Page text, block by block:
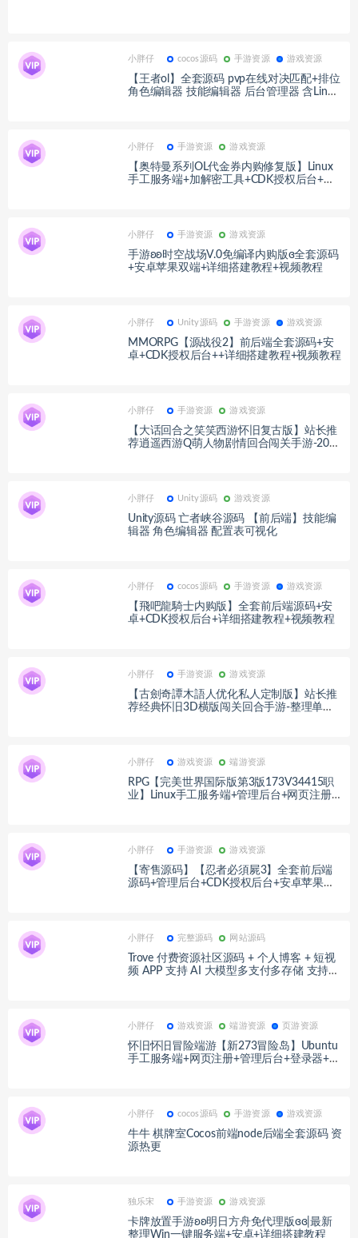
小胖仔 cocos源码 手游资源 游戏资源
【王者ol】全套源码 pvp在线对决匹配+排位
角色编辑器 技能编辑器 后台管理器 含Linux
小胖仔 手游资源 游戏资源
【奥特曼系列OL代金券内购修复版】Linux
手工服务端+加解密工具+CDK授权后台+安
小胖仔 手游资源 游戏资源
手游ʚʚ时空战场V.0免编译内购版ɞ全套源码
+安卓苹果双端+详细搭建教程+视频教程
小胖仔 Unity源码 手游资源 游戏资源
MMORPG【源战役2】前后端全套源码+安
卓+CDK授权后台++详细搭建教程+视频教程
小胖仔 手游资源 游戏资源
【大话回合之笑笑西游怀旧复古版】站长推
荐逍遥西游Q萌人物剧情回合闯关手游-2023
小胖仔 Unity源码 游戏资源
Unity源码 亡者峡谷源码 【前后端】技能编
辑器 角色编辑器 配置表可视化
小胖仔 cocos源码 手游资源 游戏资源
【飛吧龍騎士内购版】全套前后端源码+安
卓+CDK授权后台+详细搭建教程+视频教程
小胖仔 手游资源 游戏资源
【古劍奇譚木語人优化私人定制版】站长推
荐经典怀旧3D横版闯关回合手游-整理单机
小胖仔 游戏资源 端游资源
RPG【完美世界国际版第3版173V34415职
业】Linux手工服务端+管理后台+网页注册+
小胖仔 手游资源 游戏资源
【寄售源码】【忍者必須屍3】全套前后端
源码+管理后台+CDK授权后台+安卓苹果双
小胖仔 完整源码 网站源码
Trove 付费资源社区源码 + 个人博客 + 短视
频 APP 支持 AI 大模型多支付多存储 支持发
坛，短视频APP和小程序。 基于uniapp+Vue
调用了后端不到1/5的功能，后续还会进一
步测试和同步。 因为前端是开源的，各位也
语言模型。 二、支持大文件分片上传，md5
存储渠道（cos/oss/七牛/s3/本地/远程FT
P），5个支付渠道（支付宝/微信/卡密/易支
上没几个程序有）。 五、支持编译为安卓原
生、苹果原生、H5、小程序，并可协助打包
IOS免签和Windows桌面端。 六、长达5年
小胖仔 游戏资源 端游资源 页游资源
怀旧怀旧冒险端游【新273冒险岛】Ubuntu
手工服务端+网页注册+管理后台+登录器+P
小胖仔 cocos源码 手游资源 游戏资源
牛牛 棋牌室Cocos前端node后端全套源码 资
源热更
独乐宋 手游资源 游戏资源
卡牌放置手游ʚʚ明日方舟免代理版ɞɞ|最新
整理Win一键服务端+安卓+详细搭建教程